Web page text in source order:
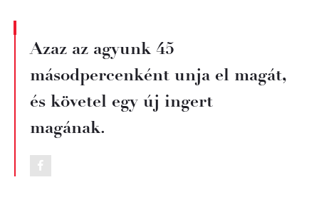
Azaz az agyunk 45
másodpercenként unja el magát,
és követel egy új ingert
magának.